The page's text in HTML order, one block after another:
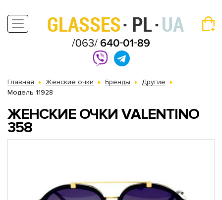
Главная Женские очки Бренды
Другие
Модель 11928
ЖЕНСКИЕ ОЧКИ VALENTINO
358